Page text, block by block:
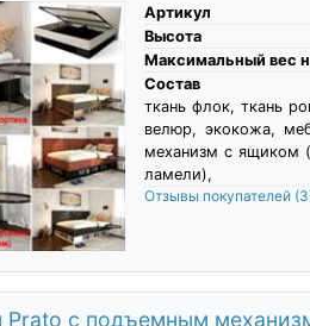
Артикул
Высота
Максимальный вес
Состав
ткань флок, ткань
велюр, экокожа,
механизм с ящиком
ламели),
Отзывы покупателей
Prato с подъемным